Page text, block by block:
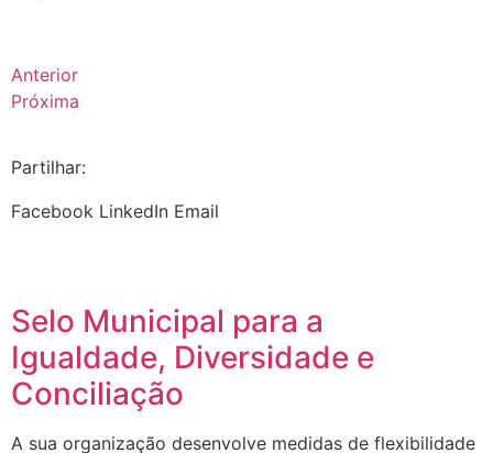
Anterior
Próxima
Partilhar:
Facebook LinkedIn Email
Selo Municipal para a
Igualdade, Diversidade e
Conciliação
A sua organização desenvolve medidas de flexibilidade